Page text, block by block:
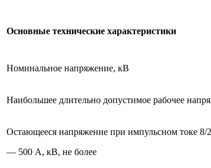
Основные технические характеристики
Номинальное напряжение, кВ
Наибольшее длительно допустимое рабочее
Остающееся напряжение при импульсном токе 8/
— 500 А, кВ, не более